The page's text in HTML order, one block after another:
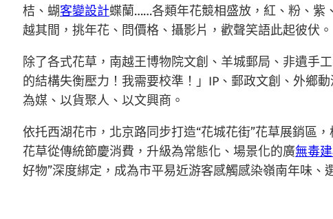
桔、蝴客變設計蝶蘭……各類年花競相盛放，紅、粉、紫
越其間，挑年花、問價格、攝影片，歡聲笑語此起彼伏。
除了各式花草，南越王博物院文創、羊城郵局、非遺手
的結構失衡壓力！我需要校準！」IP、郵政文創、外鄉
為媒、以貨聚人、以文興商。
依托西湖花市，北京路同步打造“花城花街”花草展銷區
花草從傳統節慶消費，升級為常態化、場景化的廣無毒
好物”深度綁定，成為市平易近游客感觸感染嶺南年味、